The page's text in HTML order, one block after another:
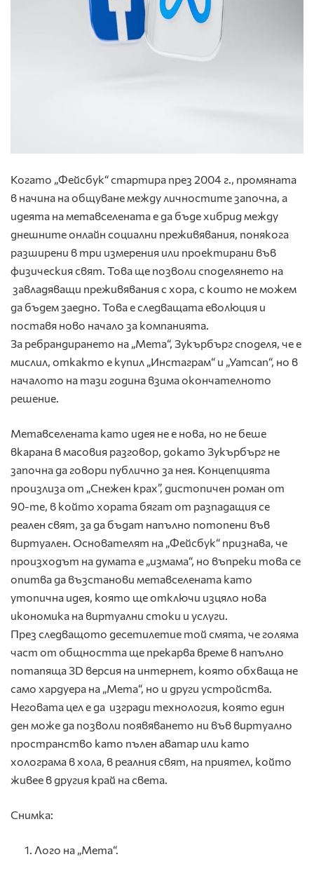
Когато „Фейсбук“ стартира през 2004 г., промяната
в начина на общуване между личностите започна, а
идеята на метавселената е да бъде хибрид между
днешните онлайн социални преживявания, понякога
разширени в три измерения или проектирани във
физическия свят. Това ще позволи споделянето на
завладяващи преживявания с хора, с които не можем
да бъдем заедно. Това е следващата еволюция и
поставя ново начало за компанията.
За ребрандирането на „Мета“, Зукърбърг споделя, че е
мислил, откакто е купил „Инстаграм“ и „Уатсап“, но в
началото на тази година взима окончателното
решение.
Метавселената като идея не е нова, но не беше
вкарана в масовия разговор, докато Зукърбърг не
започна да говори публично за нея. Концепцията
произлиза от „Снежен крах”, дистопичен роман от
90-те, в който хората бягат от разпадащия се
реален свят, за да бъдат напълно потопени във
виртуален. Основателят на „Фейсбук“ признава, че
произходът на думата е „измама“, но въпреки това се
опитва да възстанови метавселената като
утопична идея, която ще отключи изцяло нова
икономика на виртуални стоки и услуги.
През следващото десетилетие той смята, че голяма
част от общността ще прекарва време в напълно
потапяща 3D версия на интернет, която обхваща не
само хардуера на „Мета“, но и други устройства.
Неговата цел е да изгради технология, която един
ден може да позволи появяването ни във виртуално
пространство като пълен аватар или като
холограма в хола, в реалния свят, на приятел, който
живее в другия край на света.
Снимка:
Лого на „Мета“.